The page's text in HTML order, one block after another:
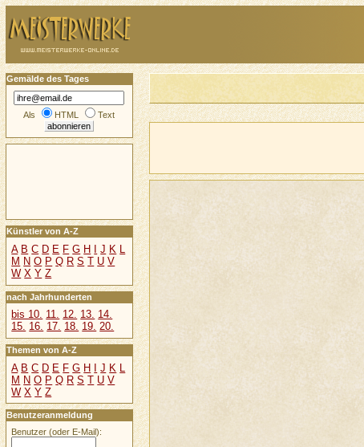
Gemälde des Tages
Als HTML Text
Künstler von A-Z
A B C D E F G H J K L
M N O P Q R S T U V
W X Y Z
nach Jahrhunderten
bis 10. 11. 12. 13. 14.
15. 16. 17. 18. 19. 20.
Themen von A-Z
A B C D E F G H I J K L
M N O P Q R S T U V
W X Y Z
Benutzeranmeldung
Benutzer (oder E-Mail):